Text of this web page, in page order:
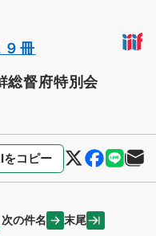
冊
総督府特別会
をコピー
次の件名 末尾